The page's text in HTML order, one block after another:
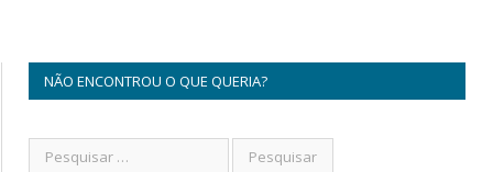
NÃO ENCONTROU O QUE QUERIA?